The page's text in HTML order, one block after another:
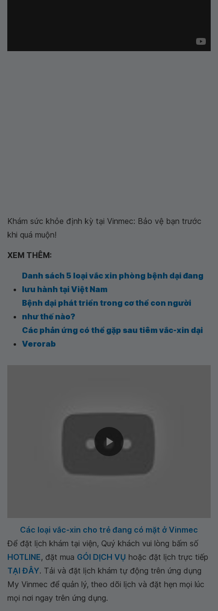
Khám sức khỏe định kỳ tại Vinmec: Bảo vệ bạn trước
khi quá muộn!
XEM THÊM:
Danh sách 5 loại vắc xin phòng bệnh dại đang
lưu hành tại Việt Nam
Bệnh dại phát triển trong cơ thể con người
như thế nào?
Các phản ứng có thể gặp sau tiêm vắc-xin dại
Verorab
Các loại vắc-xin cho trẻ đang có mặt ở Vinmec
Để đặt lịch khám tại viện, Quý khách vui lòng bấm số
HOTLINE, đặt mua GÓI DỊCH VỤ hoặc đặt lịch trực tiếp
TẠI ĐÂY. Tải và đặt lịch khám tự động trên ứng dụng
My Vinmec để quản lý, theo dõi lịch và đặt hẹn mọi lúc
mọi nơi ngay trên ứng dụng.